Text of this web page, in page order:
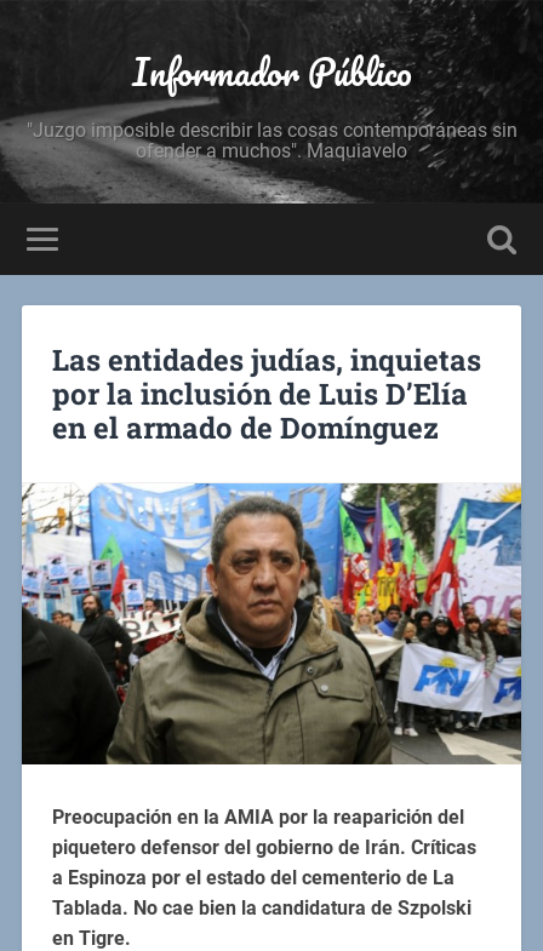
Informador Público
"Juzgo imposible describir las cosas contemporáneas sin
ofender a muchos". Maquiavelo
Las entidades judías, inquietas
por la inclusión de Luis D’Elía
en el armado de Domínguez
Preocupación en la AMIA por la reaparición del
piquetero defensor del gobierno de Irán. Críticas
a Espinoza por el estado del cementerio de La
Tablada. No cae bien la candidatura de Szpolski
en Tigre.